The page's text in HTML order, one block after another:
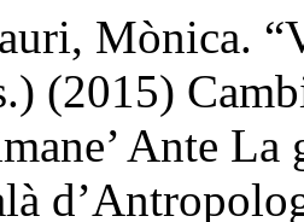
Mònica.
(2015)
Ante